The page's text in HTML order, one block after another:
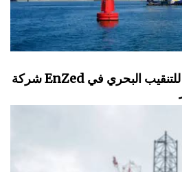
شركة EnZed تحصل على أول تصريح للتنقيب البحري في